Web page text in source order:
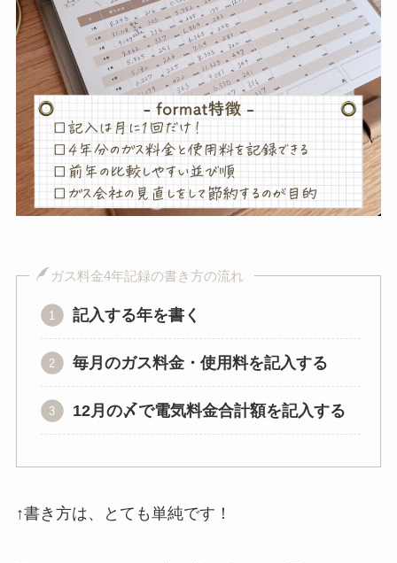
ガス料金4年記録の書き方の流れ
記入する年を書く
毎月のガス料金・使用料を記入する
12月の〆で電気料金合計額を記入する
↑書き方は、とても単純です！